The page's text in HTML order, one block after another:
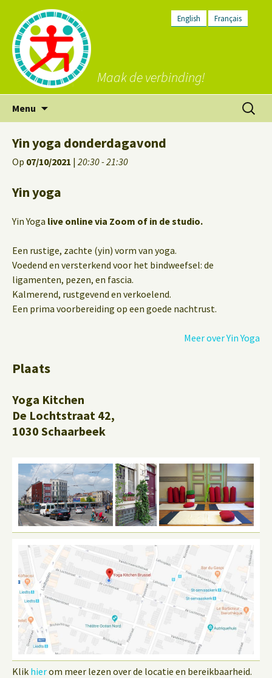
English Français
Maak de verbinding!
Menu
inhoud
Zoeken
naar:
Yin yoga donderdagavond
Op 07/10/2021 | 20:30 - 21:30
Yin yoga
Yin Yoga live online via Zoom of in de studio.
Een rustige, zachte (yin) vorm van yoga.
Voedend en versterkend voor het bindweefsel: de
ligamenten, pezen, en fascia.
Kalmerend, rustgevend en verkoelend.
Een prima voorbereiding op een goede nachtrust.
Meer over Yin Yoga
Plaats
Yoga Kitchen
De Lochtstraat 42,
1030 Schaarbeek
Klik hierom meer lezen over de locatie en bereikbaarheid.